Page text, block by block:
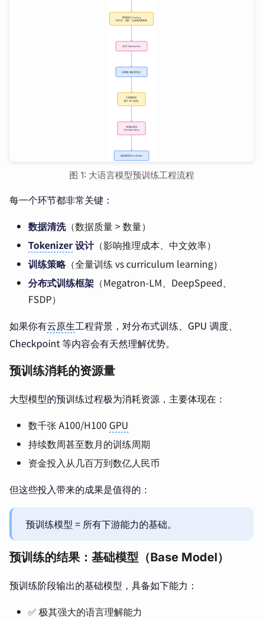
图 1: 大语言模型预训练工程流程
每一个环节都非常关键：
数据清洗（数据质量 > 数量）
Tokenizer设计（影响推理成本、中文效率）
训练策略（全量训练 vs curriculum learning）
分布式训练框架 （Megatron-LM、DeepSpeed、
FSDP）
如果你有云原生工程背景，对分布式训练、GPU 调度、
Checkpoint 等内容会有天然理解优势。
预训练消耗的资源量
大型模型的预训练过程极为消耗资源，主要体现在：
数千张 A100/H100 GPU
持续数周甚至数月的训练周期
资金投入从几百万到数亿人民币
但这些投入带来的成果是值得的：
预训练模型 = 所有下游能力的基础。
预训练的结果：基础模型（Base Model）
预训练阶段输出的基础模型，具备如下能力：
✅ 极其强大的语言理解能力